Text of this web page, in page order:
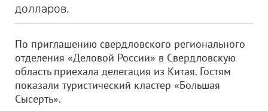
долларов.
По приглашению свердловского регионального
отделения «Деловой России» в Свердловскую
область приехала делегация из Китая. Гостям
показали туристический кластер «Большая
Сысерть».